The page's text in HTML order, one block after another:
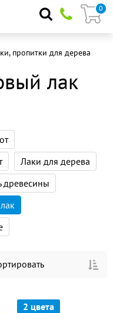
0
пропитки для дерева
лак
Лаки для дерева
древесины
2 цвета